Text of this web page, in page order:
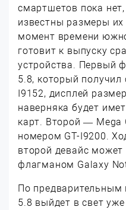
смартшетов пока
известны размеры
момент времени
готовит к выпуску
устройства. Первый
5.8, который получил
I9152, дисплей
наверняка будет
карт. Второй — Mega
номером GT-I9200.
второй девайс
флагманом Galaxy
По предварительным
5.8 выйдет в свет